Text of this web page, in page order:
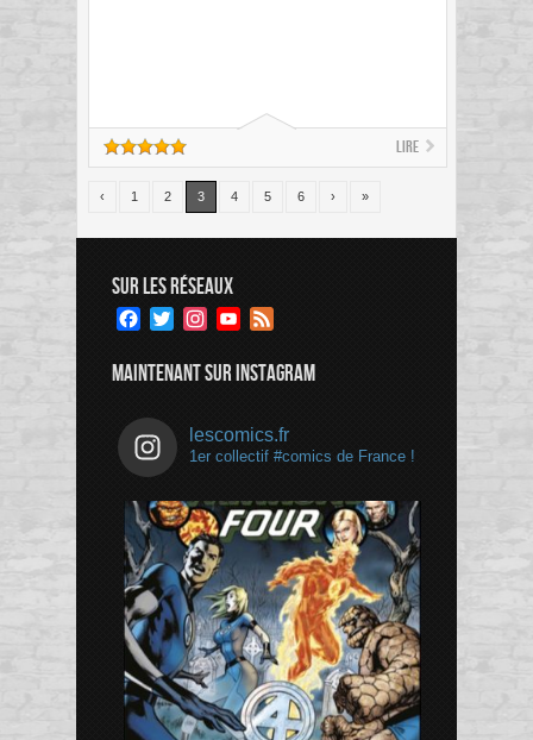
Lire
‹ 1 2 3 4 5 6 › »
SUR LES RÉSEAUX
Facebook
TwitterInstagramYouTube
MAINTENANT SUR INSTAGRAM
lescomics.fr
1er collectif #comics de France !